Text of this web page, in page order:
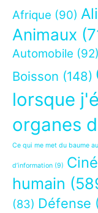
Afrique (90)
Animaux
Automobile (92)
Boisson (148)
lorsque
organes
Ce qui me met du baume
d’information (9)
humain
(83) Défense